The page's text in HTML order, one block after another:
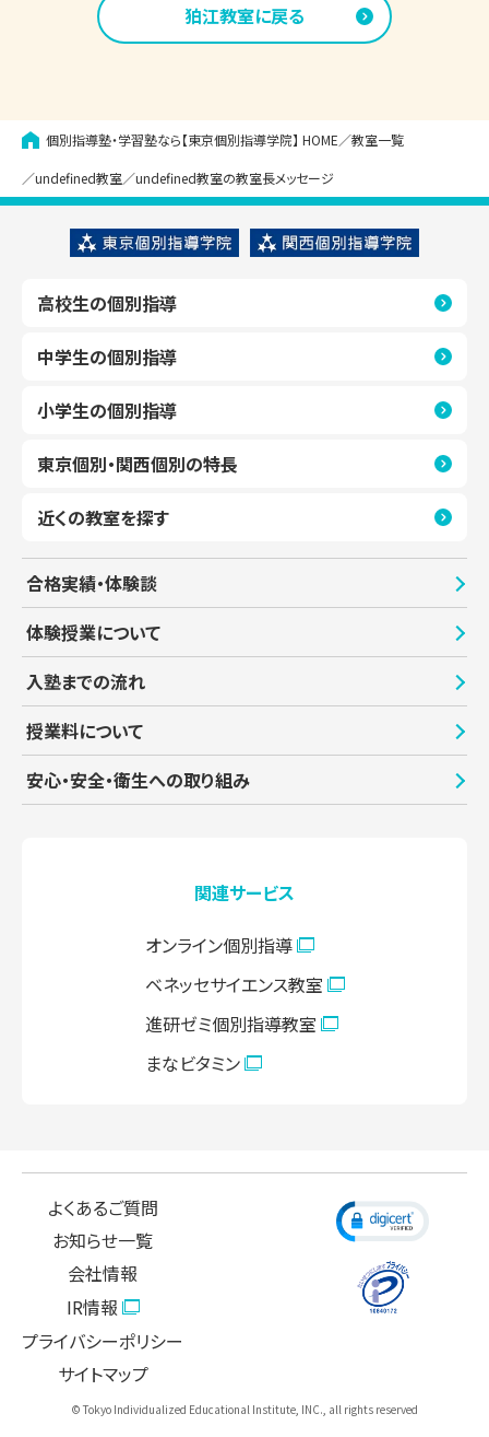
狛江教室に戻る
個別指導塾・学習塾なら【東京個別指導学院】 HOME 教室一覧
undefined教室 undefined教室の教室長メッセージ
高校生の個別指導
中学生の個別指導
小学生の個別指導
東京個別・関西個別の特長
近くの教室を探す
合格実績・体験談
体験授業について
入塾までの流れ
授業料について
安心・安全・衛生への取り組み
関連サービス
オンライン個別指導
ベネッセサイエンス教室
進研ゼミ個別指導教室
まなビタミン
よくあるご質問
お知らせ一覧
会社情報
IR情報
プライバシーポリシー
サイトマップ
© Tokyo Individualized Educational Institute, INC., all rights reserved